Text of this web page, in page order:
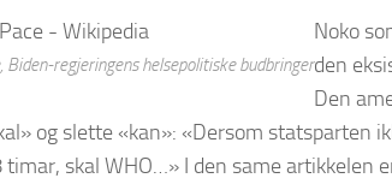
Biden-regjeringens helsepolitiske budbringer
Noko
den
Den
og slette «kan»: «Dersom statsparten
skal WHO…» I den same artikkelen